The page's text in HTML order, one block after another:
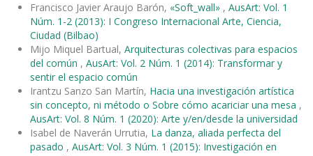
Francisco Javier Araujo Barón, «Soft_wall» , AusArt: Vol. 1
Núm. 1-2 (2013): I Congreso Internacional Arte, Ciencia,
Ciudad (Bilbao)
Mijo Miquel Bartual, Arquitecturas colectivas para espacios
del común , AusArt: Vol. 2 Núm. 1 (2014): Transformar y
sentir el espacio común
Irantzu Sanzo San Martín, Hacia una investigación artística
sin concepto, ni método o Sobre cómo acariciar una mesa ,
AusArt: Vol. 8 Núm. 1 (2020): Arte y/en/desde la universidad
Isabel de Naverán Urrutia, La danza, aliada perfecta del
pasado , AusArt: Vol. 3 Núm. 1 (2015): Investigación en